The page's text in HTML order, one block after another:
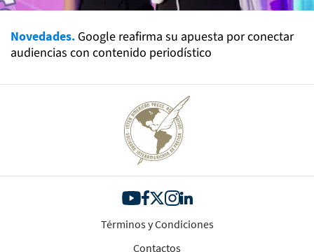
Novedades. Google reafirma su apuesta por conectar
audiencias con contenido periodístico
Términos y Condiciones
Contactos